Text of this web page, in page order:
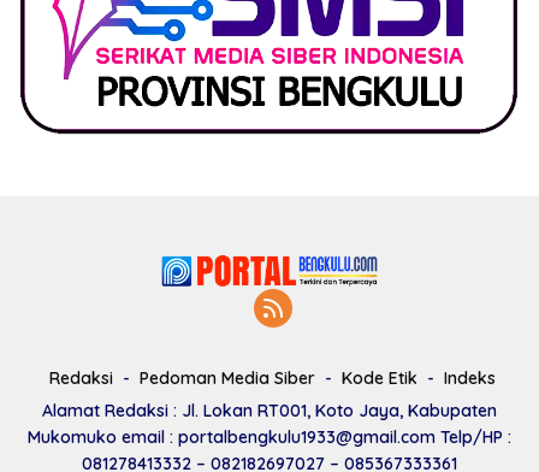
Redaksi Pedoman Media Siber Kode Etik
Indeks
Alamat Redaksi : Jl. Lokan RT001, Koto Jaya, Kabupaten
Mukomuko email : portalbengkulu1933@gmail.com Telp/HP :
081278413332 – 082182697027 – 085367333361